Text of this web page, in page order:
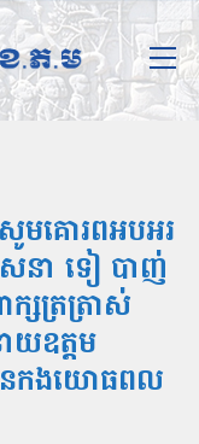
មគោរពអបអរ
នា ទៀ បាញ់
សត្រត្រាស់
ាយឧត្តម
ៃកងយោធពល